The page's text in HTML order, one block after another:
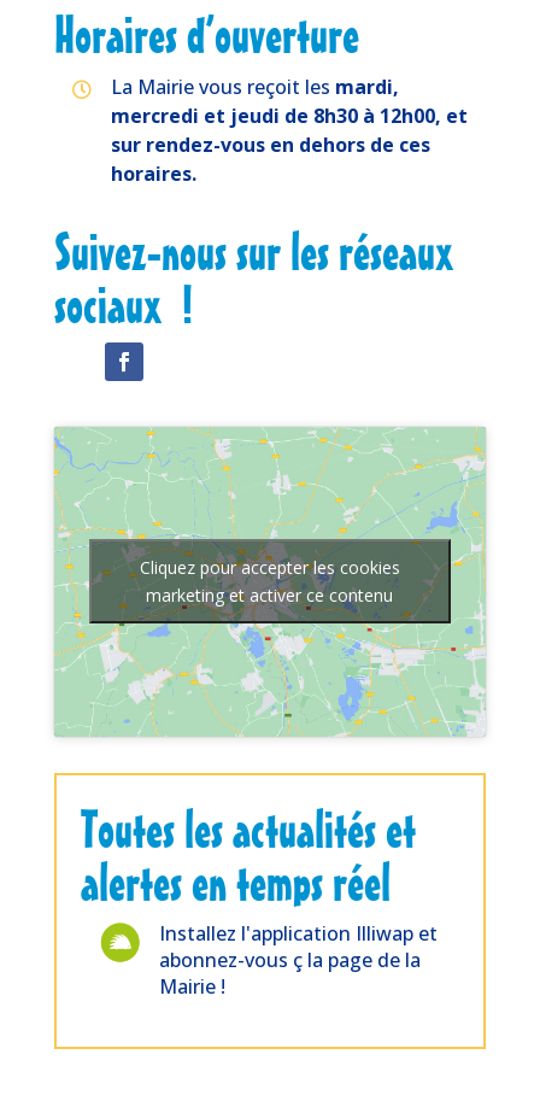
Horaires d’ouverture
 La Mairie vous reçoit les mardi,
mercredi et jeudi de 8h30 à 12h00, et
sur rendez-vous en dehors de ces
horaires.
Suivez-nous sur les réseaux
sociaux !
Cliquez pour accepter les cookies
marketing et activer ce contenu
Toutes les actualités et
alertes en temps réel
Installez l'application Illiwap et
abonnez-vous ç la page de la
Mairie !